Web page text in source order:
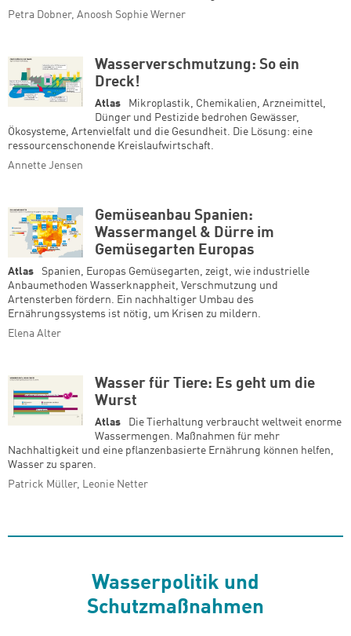
Petra Dobner, Anoosh Sophie Werner
Wasserverschmutzung: So ein
Dreck!
Atlas
Mikroplastik, Chemikalien, Arzneimittel,
Dünger und Pestizide bedrohen Gewässer,
Ökosysteme, Artenvielfalt und die Gesundheit. Die Lösung: eine
ressourcenschonende Kreislaufwirtschaft.
Annette Jensen
Gemüseanbau Spanien:
Wassermangel & Dürre im
Gemüsegarten Europas
Atlas
Spanien, Europas Gemüsegarten, zeigt, wie industrielle
Anbaumethoden Wasserknappheit, Verschmutzung und
Artensterben fördern. Ein nachhaltiger Umbau des
Ernährungssystems ist nötig, um Krisen zu mildern.
Elena Alter
Wasser für Tiere: Es geht um die
Wurst
Atlas
Die Tierhaltung verbraucht weltweit enorme
Wassermengen. Maßnahmen für mehr
Nachhaltigkeit und eine pflanzenbasierte Ernährung können helfen,
Wasser zu sparen.
Patrick Müller, Leonie Netter
Wasserpolitik und
Schutzmaßnahmen
weiter lesen Zum Warenkorb